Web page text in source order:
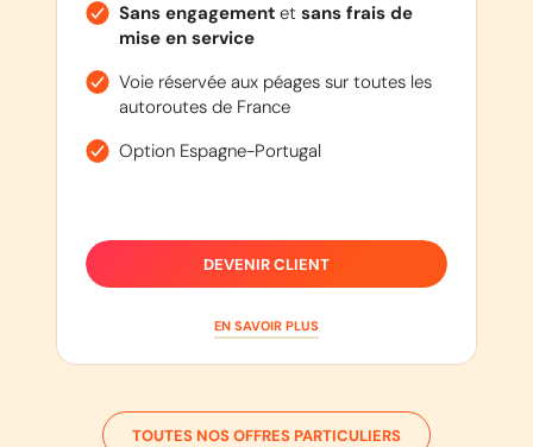
Sans engagementet sans frais de
mise en service
Voie réservée aux péages sur toutes les
autoroutes de France
Option Espagne-Portugal
DEVENIR CLIENT
EN SAVOIR PLUS
TOUTES NOS OFFRES PARTICULIERS